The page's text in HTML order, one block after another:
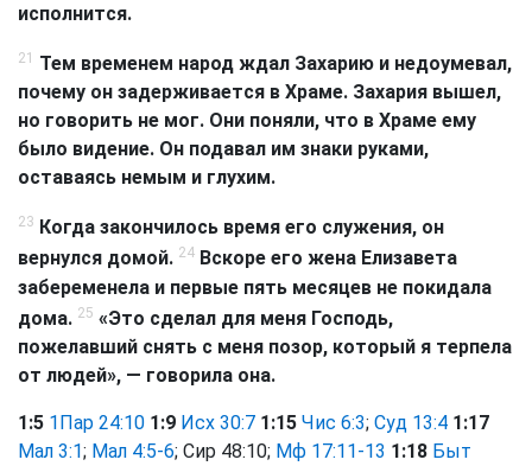
исполнится.
21 Тем временем народ ждал Захарию и недоумевал,
почему он задерживается в Храме. Захария вышел,
но говорить не мог. Они поняли, что в Храме ему
было видение. Он подавал им знаки руками,
оставаясь немым и глухим.
23 Когда закончилось время его служения, он
вернулся домой. 24 Вскоре его жена Елизавета
забеременела и первые пять месяцев не покидала
дома. 25 «Это сделал для меня Господь,
пожелавший снять с меня позор, который я терпела
от людей», — говорила она.
1:5 1Пар 24:10 1:9 Исх 30:7 1:15 Чис 6:3; Суд 13:4 1:17
Мал 3:1; Мал 4:5-6; Сир 48:10; Мф 17:11-13 1:18 Быт